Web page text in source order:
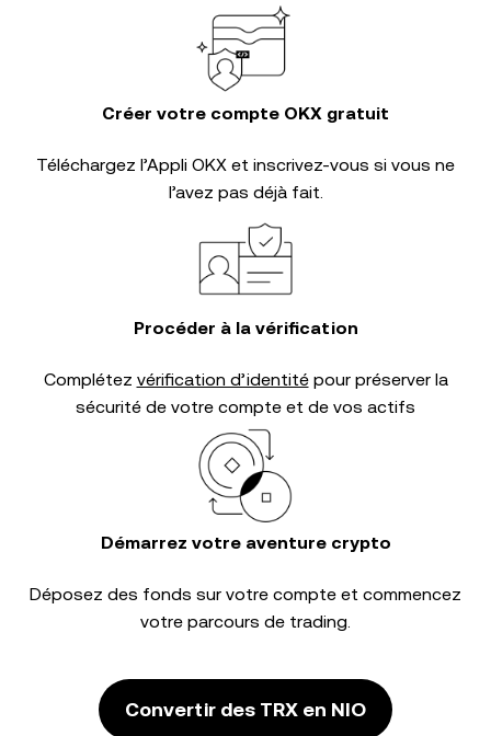
Créer votre compte OKX gratuit
Téléchargez l’Appli OKX et inscrivez-vous si vous ne
l’avez pas déjà fait.
Procéder à la vérification
Complétez vérification d’identitépour préserver la
sécurité de votre compte et de vos actifs
Démarrez votre aventure crypto
Déposez des fonds sur votre compte et commencez
votre parcours de trading.
Convertir des TRX en NIO